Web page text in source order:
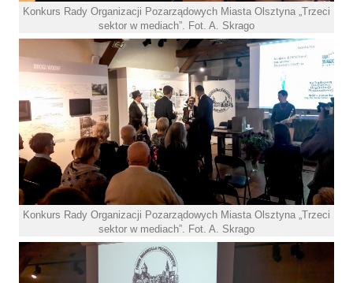
Konkurs Rady Organizacji Pozarządowych Miasta Olsztyna „Trzeci
sektor w mediach”. Fot. A. Skrago
Konkurs Rady Organizacji Pozarządowych Miasta Olsztyna „Trzeci
sektor w mediach”. Fot. A. Skrago